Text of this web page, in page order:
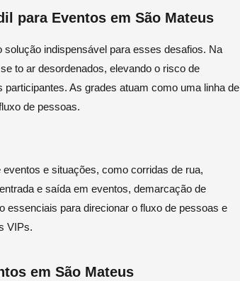
para Eventos em São Mateus
indispensável para esses desafios. Na
to ar desordenados, elevando o risco de
As grades atuam como uma linha de
de pessoas.
e situações, como corridas de rua,
e saída em eventos, demarcação de
essenciais para direcionar o fluxo de pessoas e
VIPs.
em São Mateus